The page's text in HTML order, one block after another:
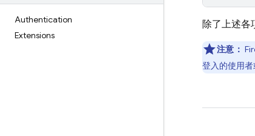
Authentication
Extensions
除了上述各
注意：
登入的使用者